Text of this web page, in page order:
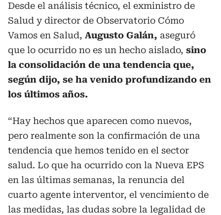
Desde el análisis técnico, el exministro de
Salud y director de Observatorio Cómo
Vamos en Salud, Augusto Galán, aseguró
que lo ocurrido no es un hecho aislado, sino
la consolidación de una tendencia que,
según dijo, se ha venido profundizando en
los últimos años.
“Hay hechos que aparecen como nuevos,
pero realmente son la confirmación de una
tendencia que hemos tenido en el sector
salud. Lo que ha ocurrido con la Nueva EPS
en las últimas semanas, la renuncia del
cuarto agente interventor, el vencimiento de
las medidas, las dudas sobre la legalidad de